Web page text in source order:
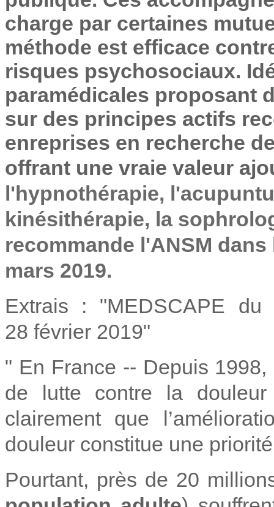
charge par certaines
méthode est efficace
risques psychosociaux.
paramédicales proposant
sur des principes actifs
enreprises en recherche
offrant une vraie valeur
l'hypnothérapie,
kinésithérapie, la
recommande l'ANSM
mars 2019.
Extrais : "MEDSCAPE
28 février 2019"
" En France -- Depuis
de lutte contre la
clairement que
douleur constitue une
Pourtant, près de 20